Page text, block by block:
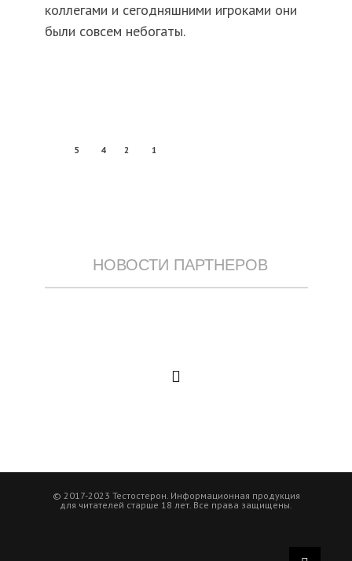
коллегами и сегодняшними игроками они
были совсем небогаты.
5 4 2 1
НОВОСТИ ПАРТНЕРОВ
© 2017-2023 Тестостерон. Информационная продукция
для читателей старше 18 лет. Все права защищены.